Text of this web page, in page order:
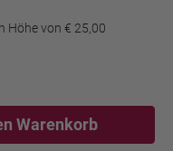
Höhe von € 25,00
Warenkorb